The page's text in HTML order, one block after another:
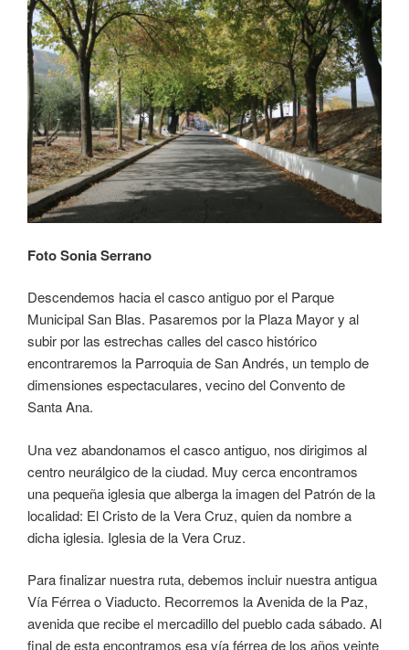
Foto Sonia Serrano
Descendemos hacia el casco antiguo por el Parque
Municipal San Blas. Pasaremos por la Plaza Mayor y al
subir por las estrechas calles del casco histórico
encontraremos la Parroquia de San Andrés, un templo de
dimensiones espectaculares, vecino del Convento de
Santa Ana.
Una vez abandonamos el casco antiguo, nos dirigimos al
centro neurálgico de la ciudad. Muy cerca encontramos
una pequeña iglesia que alberga la imagen del Patrón de la
localidad: El Cristo de la Vera Cruz, quien da nombre a
dicha iglesia. Iglesia de la Vera Cruz.
Para finalizar nuestra ruta, debemos incluir nuestra antigua
Vía Férrea o Viaducto. Recorremos la Avenida de la Paz,
avenida que recibe el mercadillo del pueblo cada sábado. Al
final de esta encontramos esa vía férrea de los años veinte